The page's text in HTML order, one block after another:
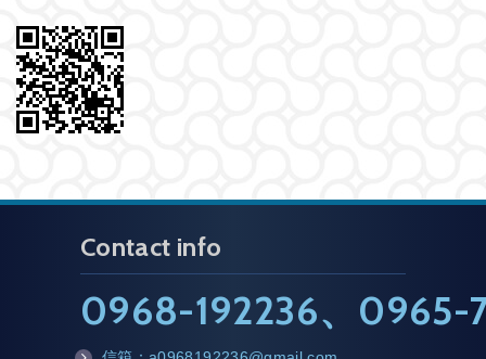
Contact info
0968-192236、 0965-